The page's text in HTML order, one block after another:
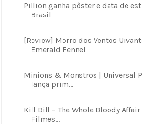
Pillion ganha pôster e data de
Brasil
[Review] Morro dos Ventos
Emerald Fennel
Minions & Monstros | Universal
lança prim...
Kill Bill – The Whole Bloody Affair
Filmes...